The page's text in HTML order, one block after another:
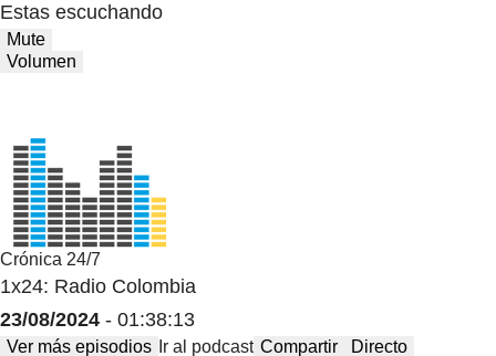
Estas escuchando
Mute
Volumen
Crónica 24/7
1x24: Radio Colombia
23/08/2024 - 01:38:13
Ver más episodios Ir al podcast Compartir Directo